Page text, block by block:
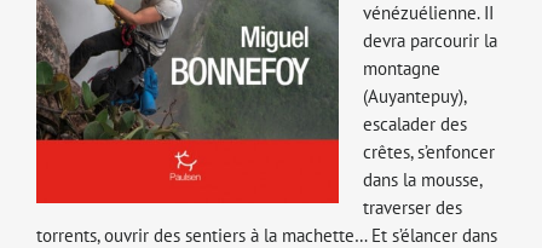
vénézuélienne. II
devra parcourir la
montagne
(Auyantepuy),
escalader des
crêtes, s’enfoncer
dans la mousse,
traverser des
torrents, ouvrir des sentiers à la machette… Et s’élancer dans